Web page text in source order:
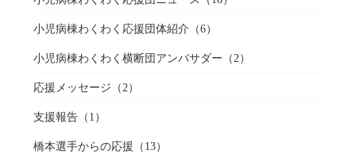
小児病棟わくわく応援団体紹介 （6）
小児病棟わくわく横断団アンバサダー （2）
応援メッセージ （2）
支援報告（1）
橋本選手からの応援 （13）